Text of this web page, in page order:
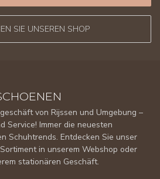
SIE UNSEREN SHOP
von Rijssen und Umgebung –
Service! Immer die neuesten
Schuhtrends. Entdecken Sie unser
in unserem Webshop oder
stationären Geschäft.